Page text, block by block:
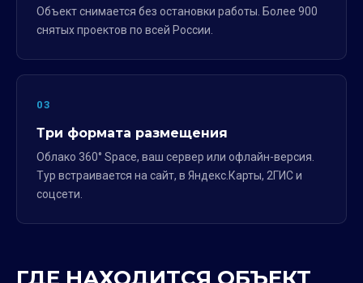
Объект снимается без остановки работы. Более 900
снятых проектов по всей России.
03
Три формата размещения
Облако 360° Space, ваш сервер или офлайн-версия.
Тур встраивается на сайт, в Яндекс.Карты, 2ГИС и
соцсети.